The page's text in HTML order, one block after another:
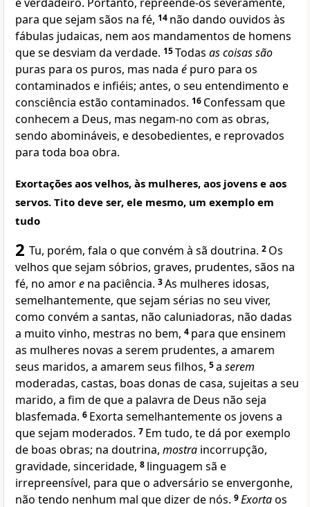
para que sejam sãos na fé, 14 não dando ouvidos às
fábulas judaicas, nem aos mandamentos de homens
que se desviam da verdade. 15Todas as coisas são
puras para os puros, mas nada é puro para os
contaminados e infiéis; antes, o seu entendimento e
consciência estão contaminados. 16 Confessam que
conhecem a Deus, mas negam-no com as obras,
sendo abomináveis, e desobedientes, e reprovados
para toda boa obra.
Exortações aos velhos, às mulheres, aos jovens e aos
servos. Tito deve ser, ele mesmo, um exemplo em
tudo
2 Tu, porém, fala o que convém à sã doutrina. 2 Os
velhos que sejam sóbrios, graves, prudentes, sãos na
fé, no amore na paciência. 3As mulheres idosas,
semelhantemente, que sejam sérias no seu viver,
como convém a santas, não caluniadoras, não dadas
a muito vinho, mestras no bem, 4 para que ensinem
as mulheres novas a serem prudentes, a amarem
seus maridos, a amarem seus filhos, 5a serem
moderadas, castas, boas donas de casa, sujeitas a seu
marido, a fim de que a palavra de Deus não seja
blasfemada. 6 Exorta semelhantemente os jovens a
que sejam moderados. 7 Em tudo, te dá por exemplo
de boas obras; na doutrina, mostra incorrupção,
gravidade, sinceridade, 8 linguagem sã e
irrepreensível, para que o adversário se envergonhe,
não tendo nenhum mal que dizer de nós. 9Exortaos